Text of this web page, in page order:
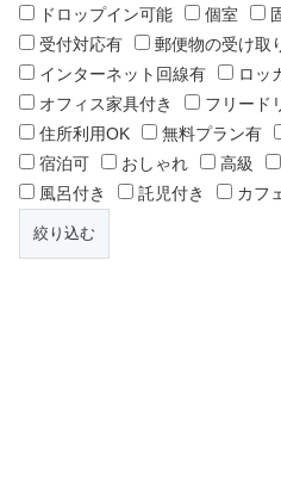
ドロップイン可能 個室
受付対応有
郵便物の受け取
インターネット回線有
ロッ
オフィス家具付き
フリード
住所利用OK
無料プラン有
宿泊可
おしゃれ 高級
風呂付き
託児付き カフ